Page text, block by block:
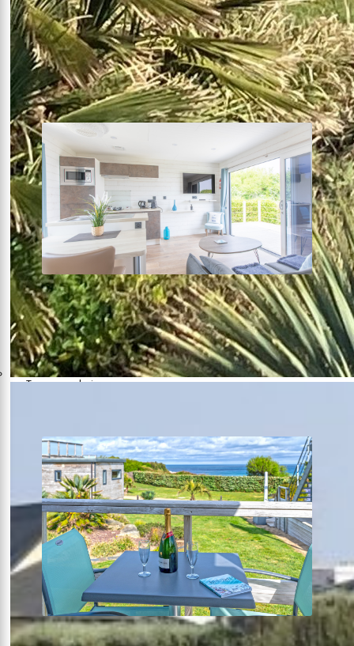
1 chambre
32m²
Terrasse solarium
Voir plus +
À partir de151€la nuit
Lodge DELUXE
1 chambre
32m²
Terrasse solarium